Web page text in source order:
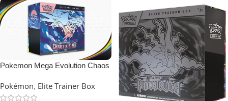
Pokemon Mega Evolution Chaos
Pokémon, Elite Trainer Box